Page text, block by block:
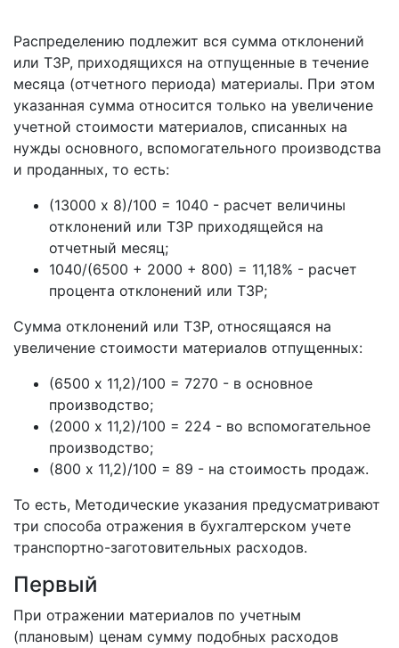
Распределению подлежит вся сумма отклонений
или ТЗР, приходящихся на отпущенные в течение
месяца (отчетного периода) материалы. При этом
указанная сумма относится только на увеличение
учетной стоимости материалов, списанных на
нужды основного, вспомогательного производства
и проданных, то есть:
(13000 х 8)/100 = 1040 - расчет величины
отклонений или ТЗР приходящейся на
отчетный месяц;
1040/(6500 + 2000 + 800) = 11,18% - расчет
процента отклонений или ТЗР;
Сумма отклонений или ТЗР, относящаяся на
увеличение стоимости материалов отпущенных:
(6500 х 11,2)/100 = 7270 - в основное
производство;
(2000 х 11,2)/100 = 224 - во вспомогательное
производство;
(800 х 11,2)/100 = 89 - на стоимость продаж.
То есть, Методические указания предусматривают
три способа отражения в бухгалтерском учете
транспортно-заготовительных расходов.
Первый
При отражении материалов по учетным
(плановым) ценам сумму подобных расходов